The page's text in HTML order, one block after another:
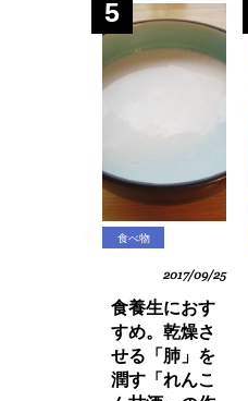
5
食べ物
2017/09/25
食養生におす
すめ。乾燥さ
せる「肺」を
潤す「れんこ